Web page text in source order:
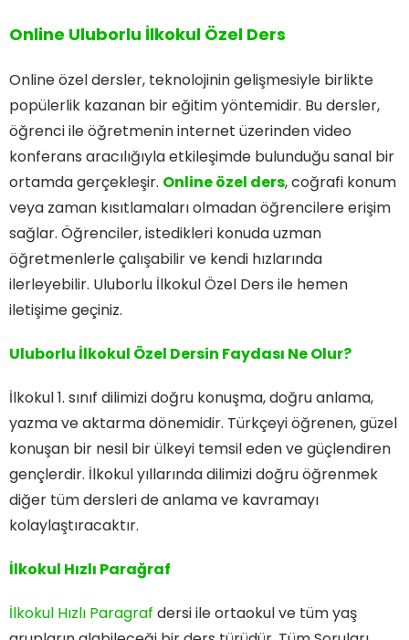
Online Uluborlu İlkokul Özel Ders
Online özel dersler, teknolojinin gelişmesiyle birlikte
popülerlik kazanan bir eğitim yöntemidir. Bu dersler,
öğrenci ile öğretmenin internet üzerinden video
konferans aracılığıyla etkileşimde bulunduğu sanal bir
ortamda gerçekleşir. Online özel ders, coğrafi konum
veya zaman kısıtlamaları olmadan öğrencilere erişim
sağlar. Öğrenciler, istedikleri konuda uzman
öğretmenlerle çalışabilir ve kendi hızlarında
ilerleyebilir. Uluborlu İlkokul Özel Ders ile hemen
iletişime geçiniz.
Uluborlu İlkokul Özel Dersin Faydası Ne Olur?
İlkokul 1. sınıf dilimizi doğru konuşma, doğru anlama,
yazma ve aktarma dönemidir. Türkçeyi öğrenen, güzel
konuşan bir nesil bir ülkeyi temsil eden ve güçlendiren
gençlerdir. İlkokul yıllarında dilimizi doğru öğrenmek
diğer tüm dersleri de anlama ve kavramayı
kolaylaştıracaktır.
İlkokul Hızlı Parağraf
İlkokul Hızlı Paragraf dersi ile ortaokul ve tüm yaş